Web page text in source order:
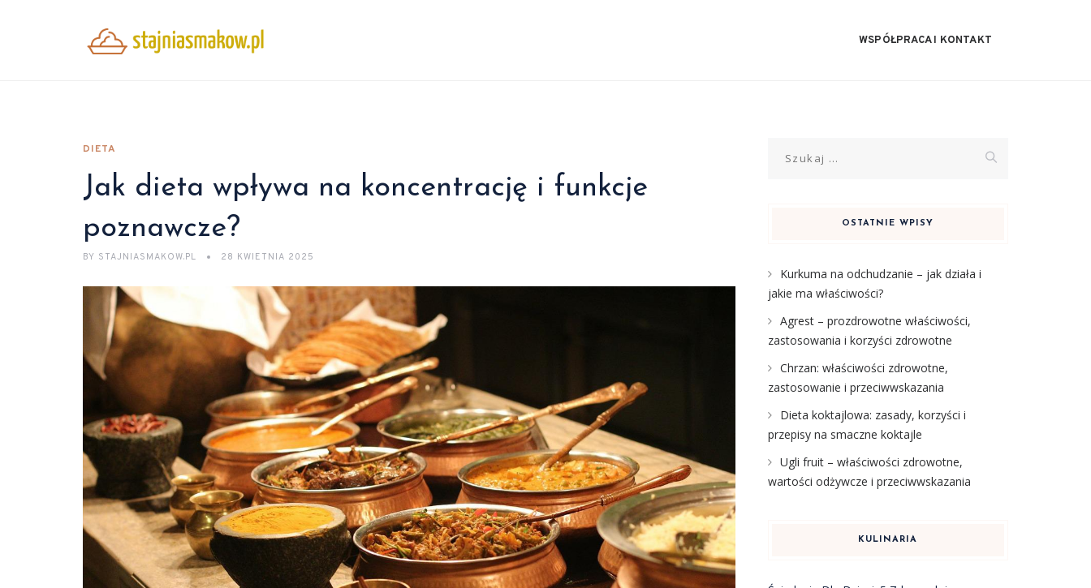
WSPÓŁPRACA I KONTAKT
DIETA
Jak dieta wpływa na koncentrację i funkcje
poznawcze?
BY STAJNIASMAKOW.PL 28 KWIETNIA 2025
OSTATNIE WPISY
Kurkuma na odchudzanie – jak działa i
jakie ma właściwości?
Agrest – prozdrowotne właściwości,
zastosowania i korzyści zdrowotne
Chrzan: właściwości zdrowotne,
zastosowanie i przeciwwskazania
Dieta koktajlowa: zasady, korzyści i
przepisy na smaczne koktajle
Ugli fruit – właściwości zdrowotne,
wartości odżywcze i przeciwwskazania
KULINARIA